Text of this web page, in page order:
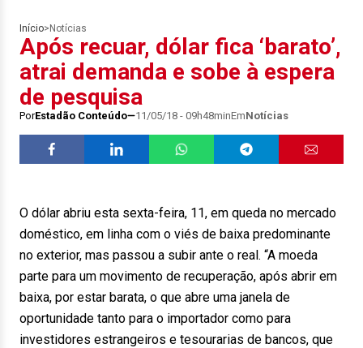
Início> Notícias
Após recuar, dólar fica ‘barato’,
atrai demanda e sobe à espera
de pesquisa
PorEstadão Conteúdo 11/05/18 - 09h48minEmNotícias
O dólar abriu esta sexta-feira, 11, em queda no mercado
doméstico, em linha com o viés de baixa predominante
no exterior, mas passou a subir ante o real. “A moeda
parte para um movimento de recuperação, após abrir em
baixa, por estar barata, o que abre uma janela de
oportunidade tanto para o importador como para
investidores estrangeiros e tesourarias de bancos, que